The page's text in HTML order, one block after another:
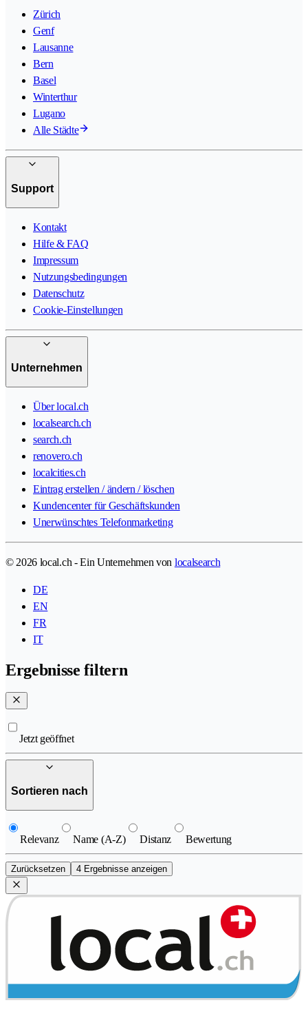
Zürich
Genf
Lausanne
Bern
Basel
Winterthur
Lugano
Alle Städte
Support
Kontakt
Hilfe & FAQ
Impressum
Nutzungsbedingungen
Datenschutz
Cookie-Einstellungen
Unternehmen
Über local.ch
localsearch.ch
search.ch
renovero.ch
localcities.ch
Eintrag erstellen / ändern / löschen
Kundencenter für Geschäftskunden
Unerwünschtes Telefonmarketing
© 2026 local.ch - Ein Unternehmen von localsearch
DE
EN
FR
IT
Ergebnisse filtern
Jetzt geöffnet
Sortieren nach
Relevanz Name (A-Z) Distanz Bewertung
Zurücksetzen 4 Ergebnisse anzeigen